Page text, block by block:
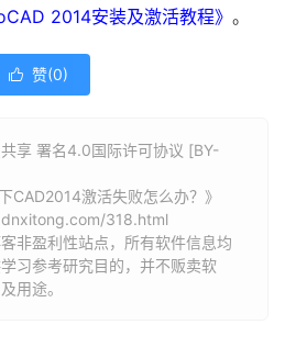
2014安装及激活教程》 。
 赞(0)
享 署名4.0国际许可协议 [BY-
CAD2014激活失败怎么办？》
318.html
非盈利性站点，所有软件信息均
习参考研究目的，并不贩卖软
用途。